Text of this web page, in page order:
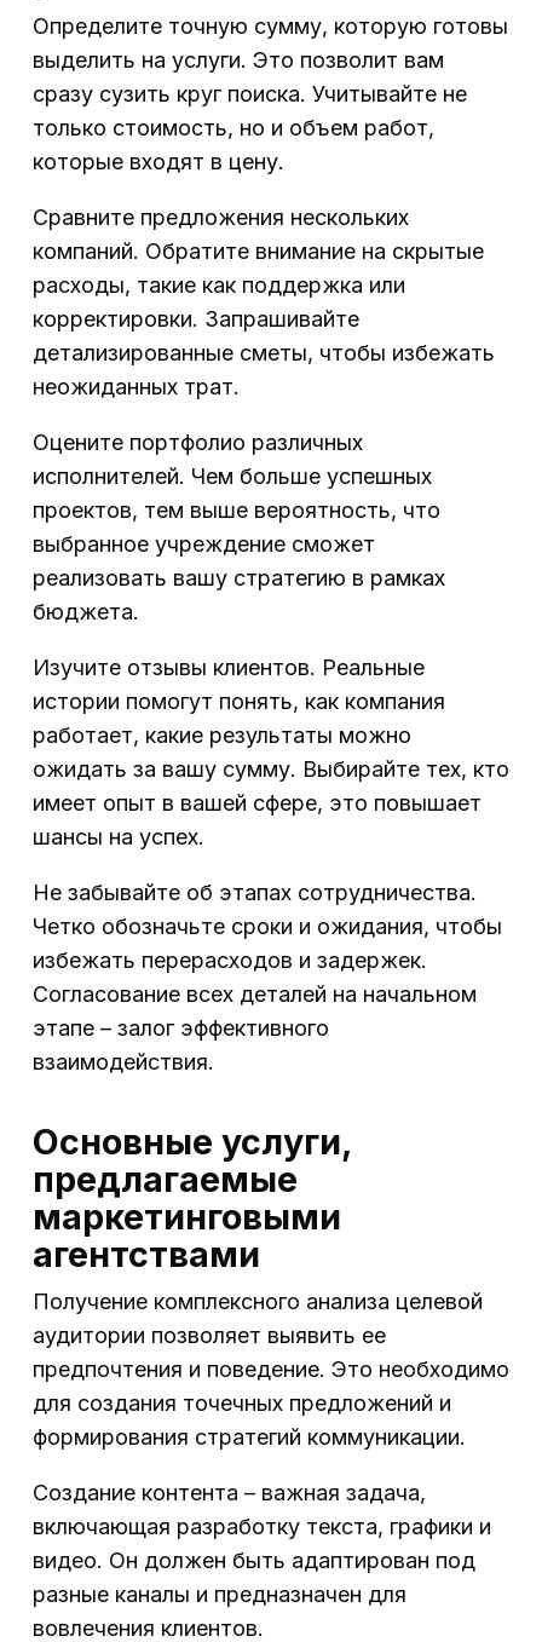
Определите точную сумму, которую готовы
выделить на услуги. Это позволит вам
сразу сузить круг поиска. Учитывайте не
только стоимость, но и объем работ,
которые входят в цену.
Сравните предложения нескольких
компаний. Обратите внимание на скрытые
расходы, такие как поддержка или
корректировки. Запрашивайте
детализированные сметы, чтобы избежать
неожиданных трат.
Оцените портфолио различных
исполнителей. Чем больше успешных
проектов, тем выше вероятность, что
выбранное учреждение сможет
реализовать вашу стратегию в рамках
бюджета.
Изучите отзывы клиентов. Реальные
истории помогут понять, как компания
работает, какие результаты можно
ожидать за вашу сумму. Выбирайте тех, кто
имеет опыт в вашей сфере, это повышает
шансы на успех.
Не забывайте об этапах сотрудничества.
Четко обозначьте сроки и ожидания, чтобы
избежать перерасходов и задержек.
Согласование всех деталей на начальном
этапе – залог эффективного
взаимодействия.
Основные услуги,
предлагаемые
маркетинговыми
агентствами
Получение комплексного анализа целевой
аудитории позволяет выявить ее
предпочтения и поведение. Это необходимо
для создания точечных предложений и
формирования стратегий коммуникации.
Создание контента – важная задача,
включающая разработку текста, графики и
видео. Он должен быть адаптирован под
разные каналы и предназначен для
вовлечения клиентов.